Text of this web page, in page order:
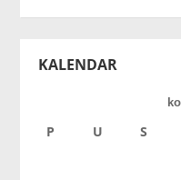
KALENDAR
P U S